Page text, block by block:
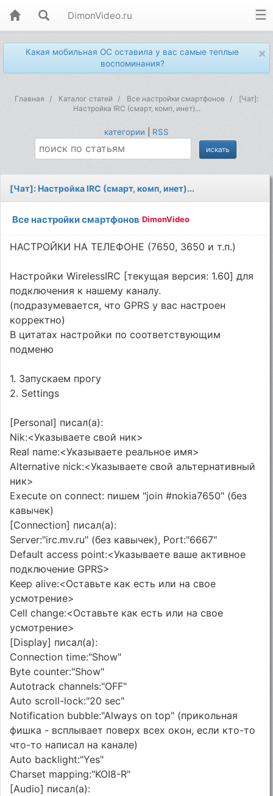
DimonVideo.ru
×
Какая мобильная ОС оставила у вас самые теплые
воспоминания?
Главная Каталог статей Все настройки смартфонов
[Чат]:
Настройка IRC (смарт, комп, инет)...
категории RSS
[Чат]: Настройка IRC (смарт, комп, инет)...
Все настройки смартфонов DimonVideo
НАСТРОЙКИ НА ТЕЛЕФОНЕ (7650, 3650 и т.п.)
Настройки WirelessIRC [текущая версия: 1.60] для
подключения к нашему каналу.
(подразумевается, что GPRS у вас настроен
корректно)
В цитатах настройки по соответствующим
подменю
1. Запускаем прогу
2. Settings
[Personal] писал(а):
Nik:<Указываете свой ник>
Real name:<Указываете реальное имя>
Alternative nick:<Указываете свой альтернативный
ник>
Execute on connect: пишем "join #nokia7650" (без
кавычек)
[Connection] писал(а):
Server:"irc.mv.ru" (без кавычек), Port:"6667"
Default access point:<Указываете ваше активное
подключение GPRS>
Keep alive:<Оставьте как есть или на свое
усмотрение>
Cell change:<Оставьте как есть или на свое
усмотрение>
[Display] писал(а):
Connection time:"Show"
Byte counter:"Show"
Autotrack channels:"OFF"
Auto scroll-lock:"20 sec"
Notification bubble:"Always on top" (прикольная
фишка - всплывает поверх всех окон, если кто-то
что-то написал на канале)
Auto backlight:"Yes"
Charset mapping:"KOI8-R"
[Audio] писал(а):